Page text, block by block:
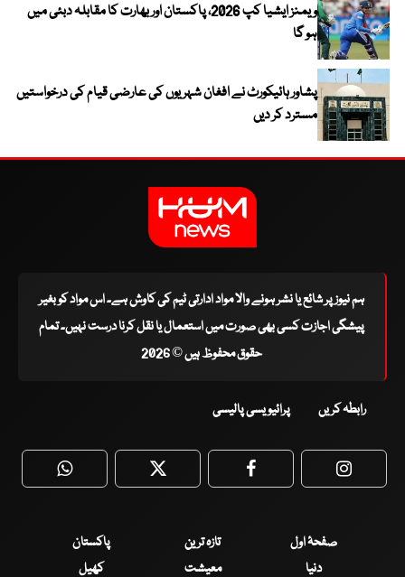
ویمنز ایشیا کپ 2026، پاکستان اور بھارت کا مقابلہ دبئی میں
ہو گا
پشاور ہائیکورٹ نے افغان شہریوں کی عارضی قیام کی درخواستیں
مسترد کر دیں
ہم نیوز پر شائع یا نشر ہونے والا مواد ادارتی ٹیم کی کاوش ہے۔ اس مواد کو بغیر
پیشگی اجازت کسی بھی صورت میں استعمال یا نقل کرنا درست نہیں۔ تمام
حقوق محفوظ ہیں © 2026
رابطہ کریں پرائیویسی پالیسی
WhatsApp Twitter Facebook
صفحۂ اول تازہ ترین
پاکستان
دنیا
معیشت کھیل